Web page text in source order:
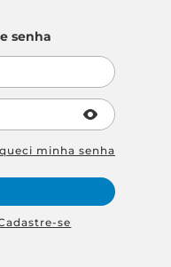
senha
minha senha
se